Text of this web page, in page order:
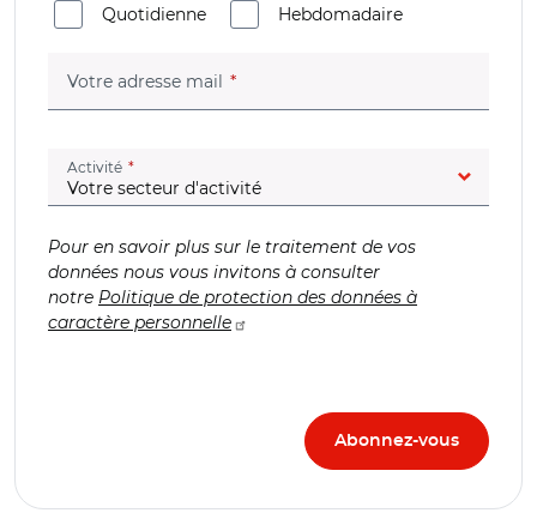
Quotidienne
Hebdomadaire
Votre adresse mail (champ obligatoire)
Activité (champ obligatoire)
Pour en savoir plus sur le traitement de vos
données nous vous invitons à consulter
notre Politique de protection des données à
caractère personnelle